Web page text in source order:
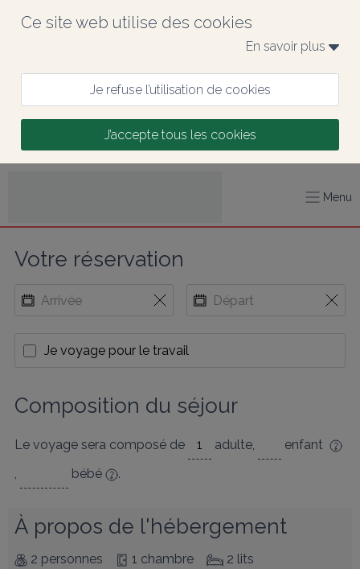
Ce site web utilise des cookies
En savoir plus
Je refuse l’utilisation de cookies
J’accepte tous les cookies
Menu
Votre réservation
Je voyage pour le travail
Composition du séjour
Le voyage sera composé de adulte,
enfant
,
bébé .
À propos de l'hébergement
2 personnes 1 chambre
2 lits